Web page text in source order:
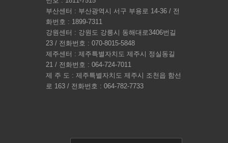
부산센터 : 부산광역시 서구 부용로 14-36 / 전
화번호 : 1899-7311
강원센터 : 강원도 강릉시 동해대로3406번길
23 / 전화번호 : 070-8015-5848
제주센터 : 제주특별자치도 제주시 정실동길
21 / 전화번호 : 064-724-7011
제 주 도 : 제주특별자치도 제주시 조천읍 함선
로 163 / 전화번호 : 064-782-7733